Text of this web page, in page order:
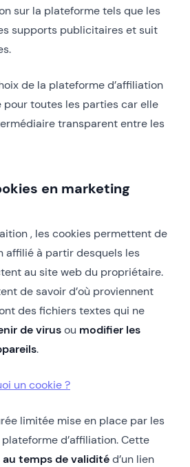
sur la plateforme tels que les
supports publicitaires et suit
de la plateforme d’affiliation
toutes les parties car elle
transparent entre les
en marketing
, les cookies permettent de
affilié à partir desquels les
au site web du propriétaire.
de savoir d’où proviennent
des fichiers textes qui ne
de virusou modifier les
.
un cookie ?
limitée mise en place par les
d’affiliation. Cette
au temps de validitéd’un lien